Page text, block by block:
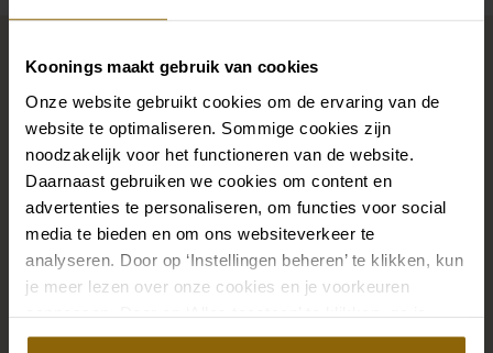
Koonings maakt gebruik van cookies
Onze website gebruikt cookies om de ervaring van de
website te optimaliseren. Sommige cookies zijn
noodzakelijk voor het functioneren van de website.
Daarnaast gebruiken we cookies om content en
advertenties te personaliseren, om functies voor social
media te bieden en om ons websiteverkeer te
analyseren. Door op ‘Instellingen beheren’ te klikken, kun
je meer lezen over onze cookies en je voorkeuren
aanpassen. Door op ‘Alles toestaan’ te klikken, ga je
akkoord met het gebruik van alle cookies.
Brautlook
Die perfekten Brautschuhe unter deinem
Hochzeitskleid, aber auch Ketten, Armbänder und
Ohrringe, die genau zu deinem Brautkleid passen, oder
ein wunderschöner Schleier, Haarband oder
Haarnadel für deine Brautfrisur: Dein Brautlook ist erst
mit passenden Accessoires komplett. In unserem
großen Accessoire-Shop mit Accessoires für Braut